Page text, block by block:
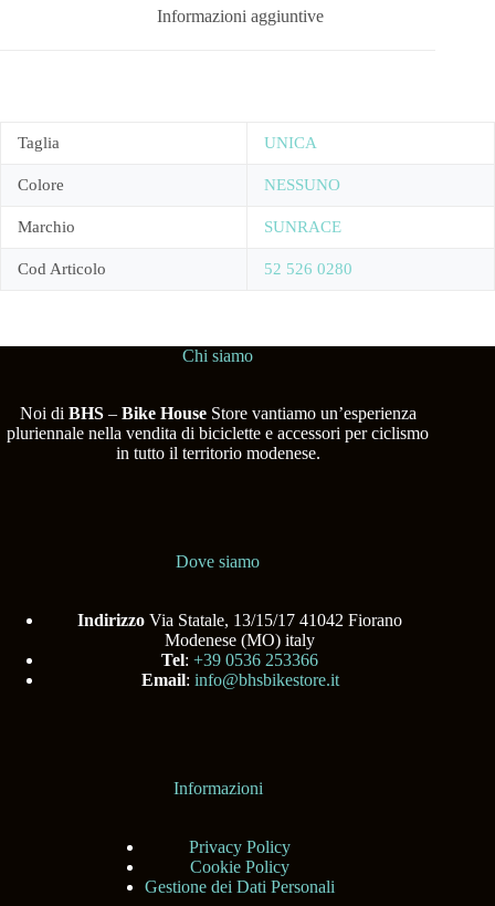
Informazioni aggiuntive
Taglia UNICA
Colore NESSUNO
Marchio SUNRACE
Cod Articolo 52 526 0280
Chi siamo
Noi di BHS– Bike HouseStore vantiamo un’esperienza
pluriennale nella vendita di biciclette e accessori per ciclismo
in tutto il territorio modenese.
Dove siamo
Indirizzo Via Statale, 13/15/17 41042 Fiorano
Modenese (MO) italy
Tel:+39 0536 253366
Email: info@bhsbikestore.it
Informazioni
Privacy Policy
Cookie Policy
Gestione dei Dati Personali